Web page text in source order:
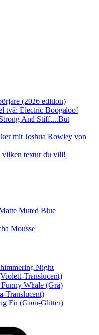
(2026 edition)
två: Electric Boogaloo!
And Stiff....But
mit Joshua Rowley von
vilken textur du vill!
Muted Blue
Mousse
Night
Translucent)
Whale (Grå)
Translucent)
Fir (Grön-Glitter)